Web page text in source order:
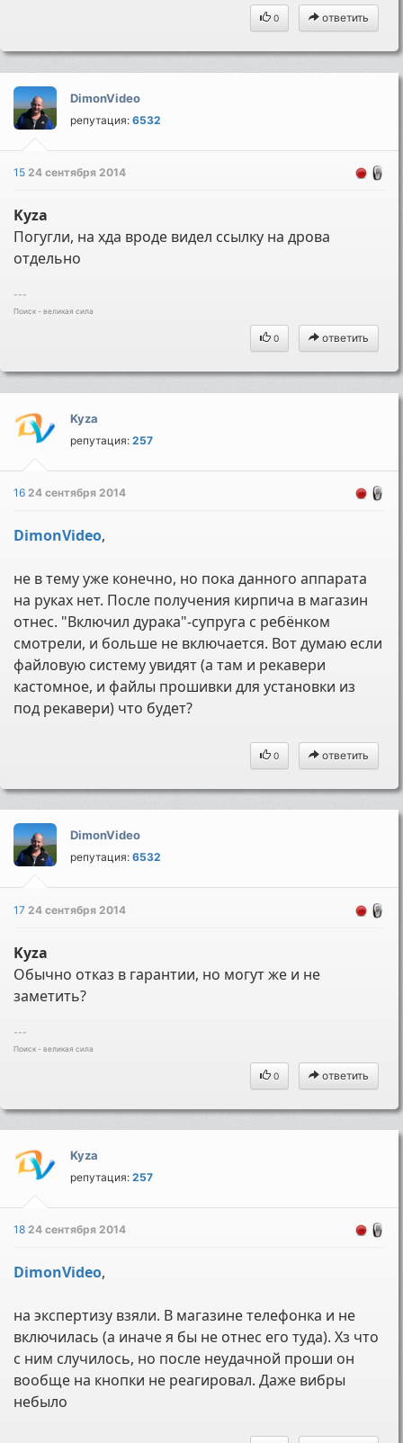
0 ответить
DimonVideo
репутация:6532
1524 сентября 2014
Kyza
Погугли, на хда вроде видел ссылку на дрова
отдельно
---
Поиск - великая сила
0 ответить
Kyza
репутация:257
1624 сентября 2014
DimonVideo,
не в тему уже конечно, но пока данного аппарата
на руках нет. После получения кирпича в магазин
отнес. "Включил дурака"-супруга с ребёнком
смотрели, и больше не включается. Вот думаю если
файловую систему увидят (а там и рекавери
кастомное, и файлы прошивки для установки из
под рекавери) что будет?
0 ответить
DimonVideo
репутация:6532
1724 сентября 2014
Kyza
Обычно отказ в гарантии, но могут же и не
заметить?
---
Поиск - великая сила
0 ответить
Kyza
репутация:257
1824 сентября 2014
DimonVideo,
на экспертизу взяли. В магазине телефонка и не
включилась (а иначе я бы не отнес его туда). Хз что
с ним случилось, но после неудачной проши он
вообще на кнопки не реагировал. Даже вибры
небыло